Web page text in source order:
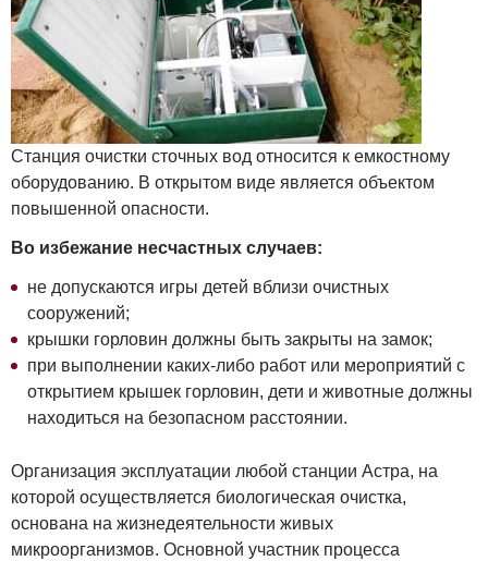
Станция очистки сточных вод относится к емкостному
оборудованию. В открытом виде является объектом
повышенной опасности.
Во избежание несчастных случаев:
не допускаются игры детей вблизи очистных
сооружений;
крышки горловин должны быть закрыты на замок;
при выполнении каких-либо работ или мероприятий с
открытием крышек горловин, дети и животные должны
находиться на безопасном расстоянии.
Организация эксплуатации любой станции Астра, на
которой осуществляется биологическая очистка,
основана на жизнедеятельности живых
микроорганизмов. Основной участник процесса